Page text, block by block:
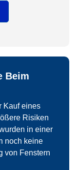
Beim
Kauf eines
Risiken
in einer
noch keine
von Fenstern